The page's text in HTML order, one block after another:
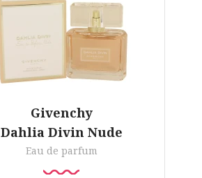
Givenchy
Dahlia Divin Nude
Eau de parfum